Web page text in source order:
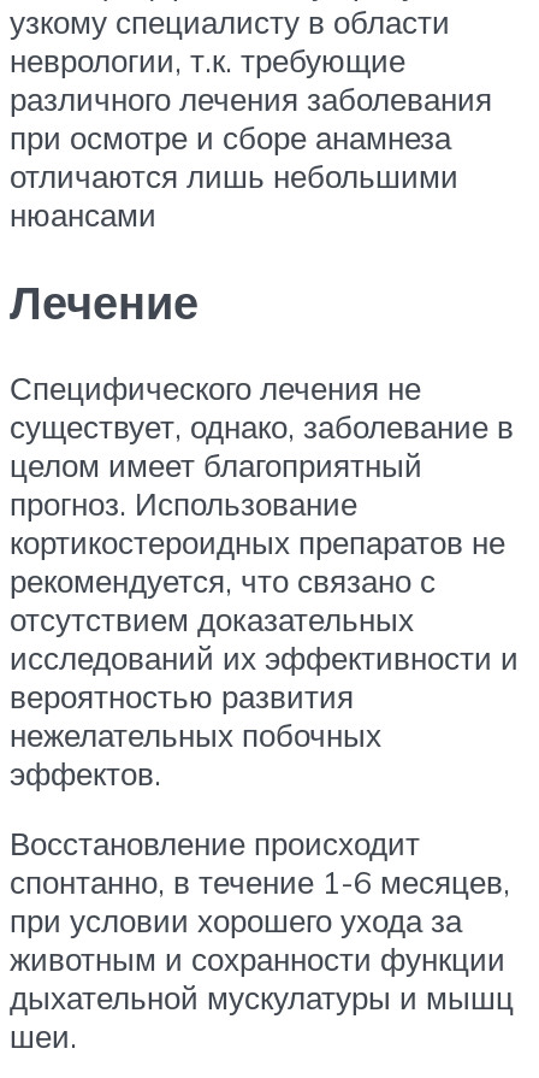
узкому специалисту в области
неврологии, т.к. требующие
различного лечения заболевания
при осмотре и сборе анамнеза
отличаются лишь небольшими
нюансами
Лечение
Специфического лечения не
существует, однако, заболевание в
целом имеет благоприятный
прогноз. Использование
кортикостероидных препаратов не
рекомендуется, что связано с
отсутствием доказательных
исследований их эффективности и
вероятностью развития
нежелательных побочных
эффектов.
Восстановление происходит
спонтанно, в течение 1-6 месяцев,
при условии хорошего ухода за
животным и сохранности функции
дыхательной мускулатуры и мышц
шеи.